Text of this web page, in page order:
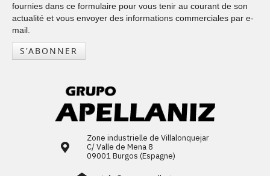
fournies dans ce formulaire pour vous tenir au courant de son
actualité et vous envoyer des informations commerciales par e-
mail.
S'ABONNER
Zone industrielle de Villalonquejar
C/ Valle de Mena 8
09001 Burgos (Espagne)